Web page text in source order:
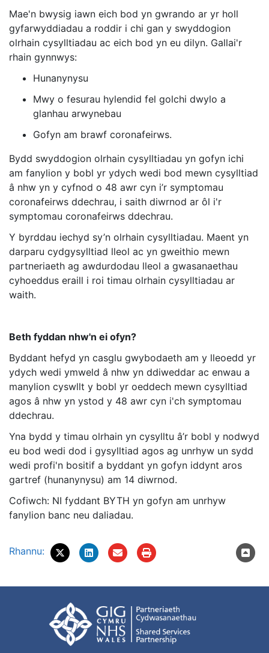
Mae'n bwysig iawn eich bod yn gwrando ar yr holl
gyfarwyddiadau a roddir i chi gan y swyddogion
olrhain cysylltiadau ac eich bod yn eu dilyn. Gallai'r
rhain gynnwys:
Hunanynysu
Mwy o fesurau hylendid fel golchi dwylo a
glanhau arwynebau
Gofyn am brawf coronafeirws.
Bydd swyddogion olrhain cysylltiadau yn gofyn ichi
am fanylion y bobl yr ydych wedi bod mewn cysylltiad
â nhw yn y cyfnod o 48 awr cyn i’r symptomau
coronafeirws ddechrau, i saith diwrnod ar ôl i'r
symptomau coronafeirws ddechrau.
Y byrddau iechyd sy’n olrhain cysylltiadau. Maent yn
darparu cydgysylltiad lleol ac yn gweithio mewn
partneriaeth ag awdurdodau lleol a gwasanaethau
cyhoeddus eraill i roi timau olrhain cysylltiadau ar
waith.
Beth fyddan nhw'n ei ofyn?
Byddant hefyd yn casglu gwybodaeth am y lleoedd yr
ydych wedi ymweld â nhw yn ddiweddar ac enwau a
manylion cyswllt y bobl yr oeddech mewn cysylltiad
agos â nhw yn ystod y 48 awr cyn i'ch symptomau
ddechrau.
Yna bydd y timau olrhain yn cysylltu â’r bobl y nodwyd
eu bod wedi dod i gysylltiad agos ag unrhyw un sydd
wedi profi'n bositif a byddant yn gofyn iddynt aros
gartref (hunanynysu) am 14 diwrnod.
Cofiwch: NI fyddant BYTH yn gofyn am unrhyw
fanylion banc neu daliadau.
Rhannu: